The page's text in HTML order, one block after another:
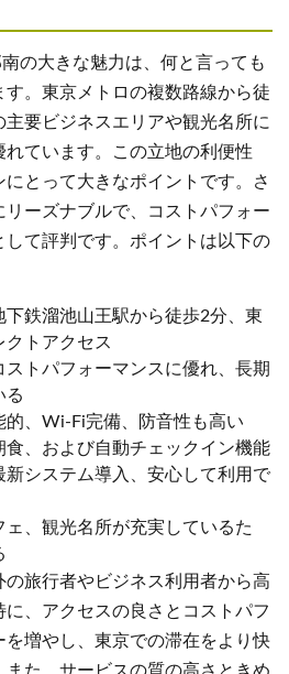
の大きな魅力は、何と言っても
。東京メトロの複数路線から徒
要ビジネスエリアや観光名所に
ています。この立地の利便性
とって大きなポイントです。さ
リーズナブルで、コストパフォー
て評判です。ポイントは以下の
鉄溜池山王駅から徒歩2分、東
クトアクセス
ストパフォーマンスに優れ、長期
る
的、Wi-Fi完備、防音性も高い
、および自動チェックイン機能
新システム導入、安心して利用で
、観光名所が充実しているた
の旅行者やビジネス利用者から高
に、アクセスの良さとコストパフ
を増やし、東京での滞在をより快